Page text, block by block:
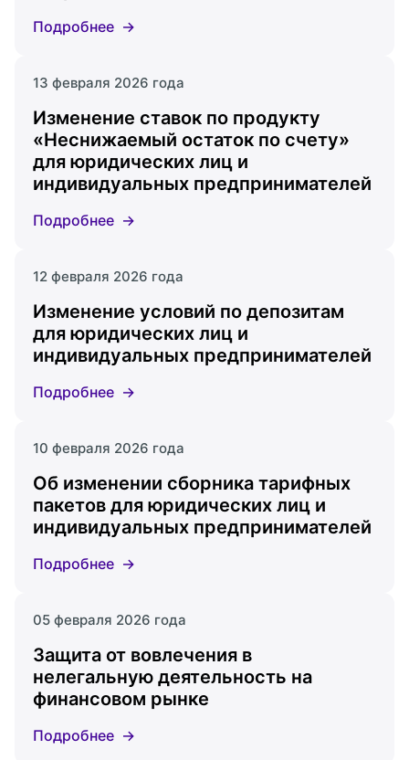
Подробнее
13 февраля 2026 года
Изменение ставок по продукту
«Неснижаемый остаток по счету»
для юридических лиц и
индивидуальных предпринимателей
Подробнее
12 февраля 2026 года
Изменение условий по депозитам
для юридических лиц и
индивидуальных предпринимателей
Подробнее
10 февраля 2026 года
Об изменении сборника тарифных
пакетов для юридических лиц и
индивидуальных предпринимателей
Подробнее
05 февраля 2026 года
Защита от вовлечения в
нелегальную деятельность на
финансовом рынке
Подробнее